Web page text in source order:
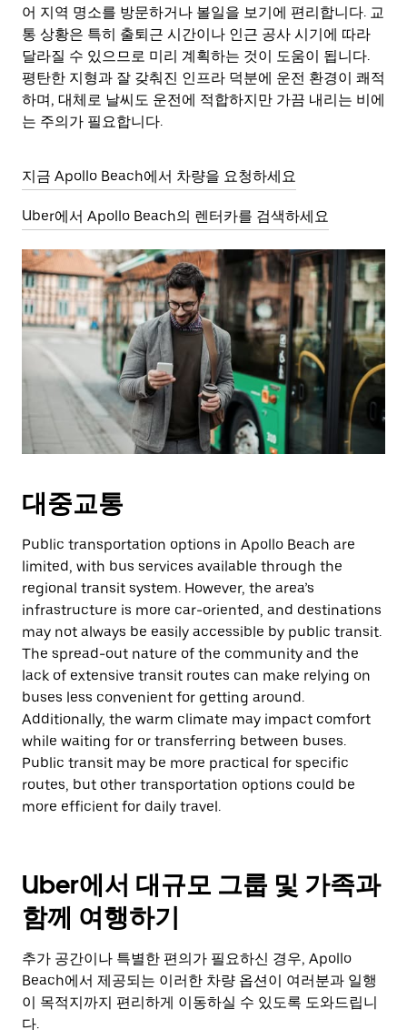
어 지역 명소를 방문하거나 볼일을 보기에 편리합니다. 교
통 상황은 특히 출퇴근 시간이나 인근 공사 시기에 따라
달라질 수 있으므로 미리 계획하는 것이 도움이 됩니다.
평탄한 지형과 잘 갖춰진 인프라 덕분에 운전 환경이 쾌적
하며, 대체로 날씨도 운전에 적합하지만 가끔 내리는 비에
는 주의가 필요합니다.
지금 Apollo Beach에서 차량을 요청하세요
Uber에서 Apollo Beach의 렌터카를 검색하세요
대중교통
Public transportation options in Apollo Beach are
limited, with bus services available through the
regional transit system. However, the area’s
infrastructure is more car-oriented, and destinations
may not always be easily accessible by public transit.
The spread-out nature of the community and the
lack of extensive transit routes can make relying on
buses less convenient for getting around.
Additionally, the warm climate may impact comfort
while waiting for or transferring between buses.
Public transit may be more practical for specific
routes, but other transportation options could be
more efficient for daily travel.
Uber에서 대규모 그룹 및 가족과
함께 여행하기
추가 공간이나 특별한 편의가 필요하신 경우, Apollo
Beach에서 제공되는 이러한 차량 옵션이 여러분과 일행
이 목적지까지 편리하게 이동하실 수 있도록 도와드립니
다.